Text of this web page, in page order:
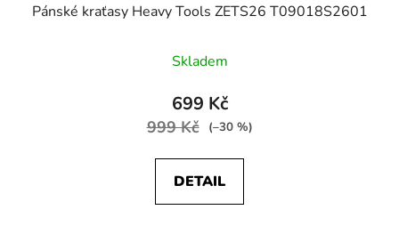
Pánské kraťasy Heavy Tools ZETS26 T09018S2601
Skladem
699 Kč
999 Kč (–30 %)
DETAIL